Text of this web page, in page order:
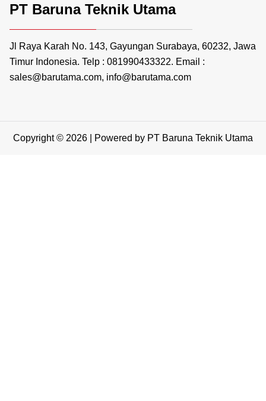
PT Baruna Teknik Utama
Jl Raya Karah No. 143, Gayungan Surabaya, 60232, Jawa
Timur Indonesia. Telp : 081990433322. Email :
sales@barutama.com, info@barutama.com
Copyright © 2026 | Powered by PT Baruna Teknik Utama